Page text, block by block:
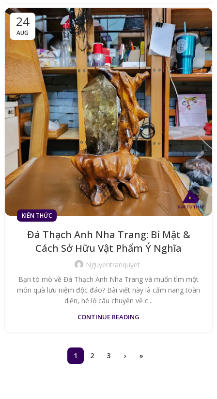
24
AUG
KIẾN THỨC
Đá Thạch Anh Nha Trang: Bí Mật &
Cách Sở Hữu Vật Phẩm Ý Nghĩa
Nguyentranquyet
Bạn tò mò về Đá Thạch Anh Nha Trang và muốn tìm một
món quà lưu niệm độc đáo? Bài viết này là cẩm nang toàn
diện, hé lộ câu chuyện về c...
CONTINUE READING
1 2 3 › »